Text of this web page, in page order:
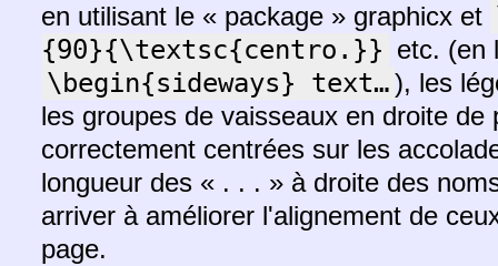
en utilisant le « package » graphicx et
{90}{\textsc{centro.}} etc. (en
\begin{sideways} text…), les
les groupes de vaisseaux en droite de
correctement centrées sur les
longueur des « . . . » à droite des
arriver à améliorer l'alignement de
page.